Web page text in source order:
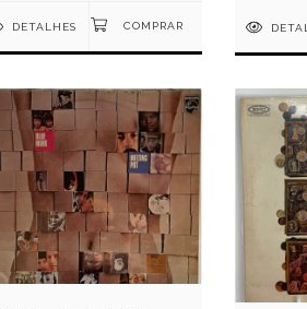
DETALHES